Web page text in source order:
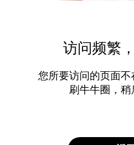
访问频繁
您所要访问的页面
刷牛牛圈，稍